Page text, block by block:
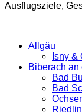
Ausflugsziele,
Allgäu
Isny &
Biberach an
Bad
Bad